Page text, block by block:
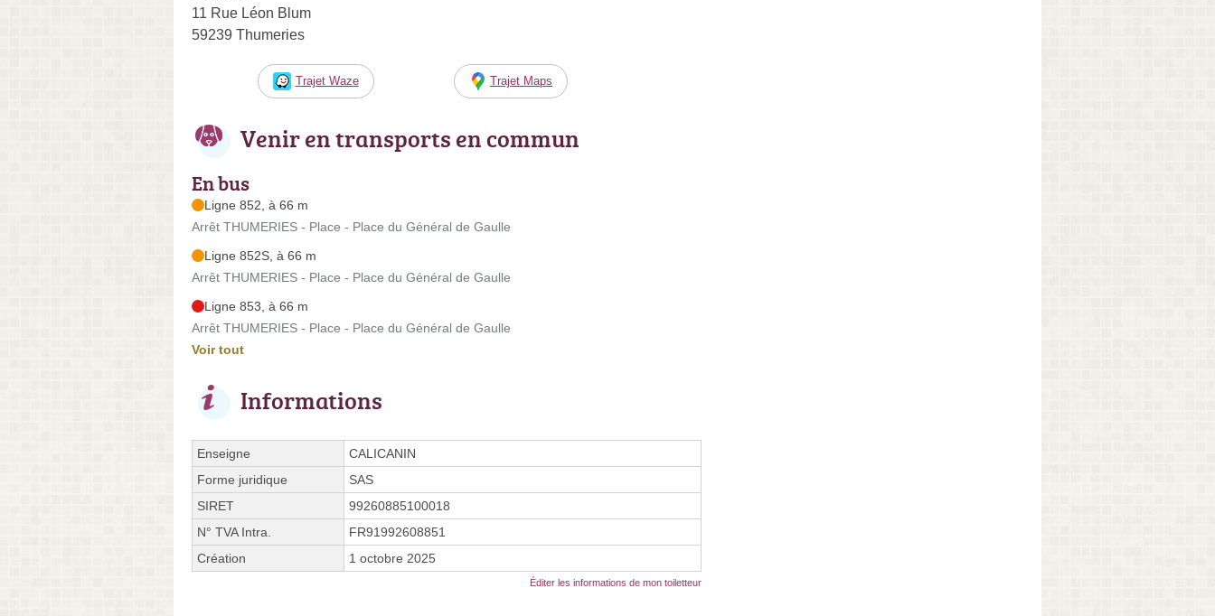
11 Rue Léon Blum
59239 Thumeries
Trajet Waze Trajet Maps
Venir en transports en commun
En bus
Ligne 852, à 66 m
Arrêt THUMERIES - Place - Place du Général de Gaulle
Ligne 852S, à 66 m
Arrêt THUMERIES - Place - Place du Général de Gaulle
Ligne 853, à 66 m
Arrêt THUMERIES - Place - Place du Général de Gaulle
Voir tout
Informations
Enseigne
CALICANIN
Forme juridique
SAS
SIRET
99260885100018
N° TVA Intra.
FR91992608851
Création
1 octobre 2025
Éditer les informations de mon toiletteur